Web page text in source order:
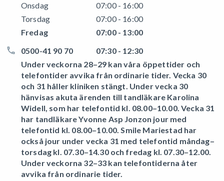
Onsdag
07:00 - 16:00
Torsdag
07:00 - 16:00
Fredag
07:00 - 13:00
0500-41 90 70
07:30 - 12:30
Under veckorna 28–29 kan våra öppettider och
telefontider avvika från ordinarie tider. Vecka 30
och 31 håller kliniken stängt. Under vecka 30
hänvisas akuta ärenden till tandläkare Karolina
Widell, som har telefontid kl. 08.00–10.00. Vecka 31
har tandläkare Yvonne Asp Jonzon jour med
telefontid kl. 08.00–10.00. Smile Mariestad har
också jour under vecka 31 med telefontid måndag–
torsdag kl. 07.30–14.30 och fredag kl. 07.30–12.00.
Under veckorna 32–33 kan telefontiderna åter
avvika från ordinarie tider.